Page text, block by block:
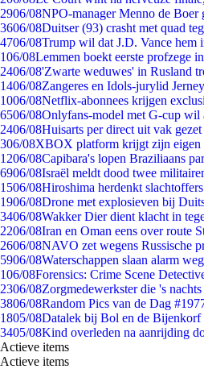
2906/08NPO-manager Menno de Boer
3606/08Duitser (93) crasht met quad
4706/08Trump wil dat J.D. Vance hem
106/08Lemmen boekt eerste profzege
2406/08'Zwarte weduwes' in Rusland
1406/08Zangeres en Idols-jurylid
1006/08Netflix-abonnees krijgen
6506/08Onlyfans-model met G-cup wil
2406/08Huisarts per direct uit vak
306/08XBOX platform krijgt zijn eigen
1206/08Capibara's lopen Braziliaans
6906/08Israël meldt dood twee
1506/08Hiroshima herdenkt
1906/08Drone met explosieven bij
3406/08Wakker Dier dient klacht in
2206/08Iran en Oman eens over route
2606/08NAVO zet wegens Russische
5906/08Waterschappen slaan alarm
106/08Forensics: Crime Scene
2306/08Zorgmedewerkster die 's
3806/08Random Pics van de Dag
1805/08Datalek bij Bol en de Bijenkorf
3405/08Kind overleden na aanrijding
Actieve items
Actieve items